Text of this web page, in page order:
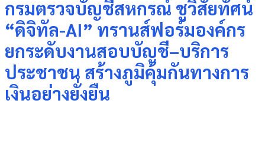
กรมตรวจบัญชีสหกรณ์ ชูวิสัยทัศน์
“ดิจิทัล-AI” ทรานส์ฟอร์มองค์กร
ยกระดับงานสอบบัญชี–บริการ
ประชาชน สร้างภูมิคุ้มกันทางการ
เงินอย่างยั่งยืน